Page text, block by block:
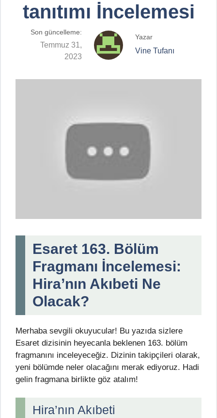
tanıtımı İncelemesi
Son güncelleme:
Temmuz 31,
2023
Yazar
Vine Tufanı
Esaret 163. Bölüm
Fragmanı İncelemesi:
Hira’nın Akıbeti Ne
Olacak?
Merhaba sevgili okuyucular! Bu yazıda sizlere
Esaret dizisinin heyecanla beklenen 163. bölüm
fragmanını inceleyeceğiz. Dizinin takipçileri olarak,
yeni bölümde neler olacağını merak ediyoruz. Hadi
gelin fragmana birlikte göz atalım!
Hira’nın Akıbeti